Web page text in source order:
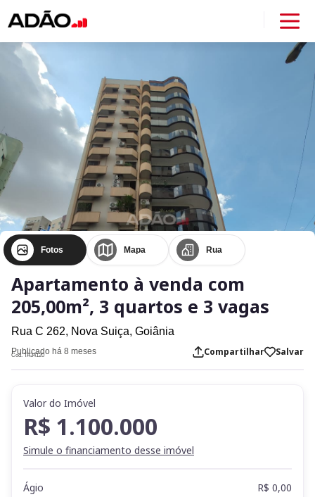
Fotos Mapa Rua
Apartamento à venda com
205,00m², 3 quartos e 3 vagas
Rua C 262, Nova Suiça, Goiânia
Publicado há 8 meses
Cod. TA34120 Compartilhar Salvar
Valor do Imóvel
R$ 1.100.000
Simule o financiamento desse imóvel
Ágio
R$ 0,00